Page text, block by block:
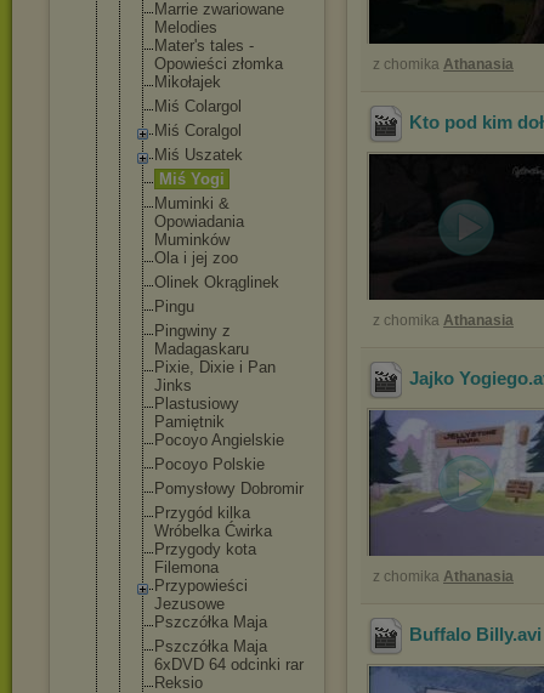
Marrie zwariowane
Melodies
Mater's tales -
Opowieści złomka
Mikołajek
Miś Colargol
Miś Coralgol
Miś Uszatek
Miś Yogi
Muminki &
Opowiadania
Muminków
Ola i jej zoo
Olinek Okrąglinek
Pingu
Pingwiny z
Madagaskaru
Pixie, Dixie i Pan
Jinks
Plastusiowy
Pamiętnik
Pocoyo Angielskie
Pocoyo Polskie
Pomysłowy Dobromir
Przygód kilka
Wróbelka Ćwirka
Przygody kota
Filemona
Przypowieści
Jezusowe
Pszczółka Maja
Pszczółka Maja
6xDVD 64 odcinki rar
Reksio
z chomika Athanasia
Kto pod kim
z chomika Athanasia
Jajko Yogiego
z chomika Athanasia
Buffalo Billy